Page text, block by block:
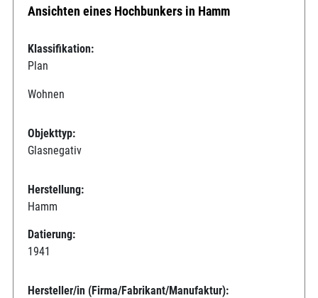
Ansichten eines Hochbunkers in Hamm
Klassifikation:
Plan
Wohnen
Objekttyp:
Glasnegativ
Herstellung:
Hamm
Datierung:
1941
Hersteller/in (Firma/Fabrikant/Manufaktur):